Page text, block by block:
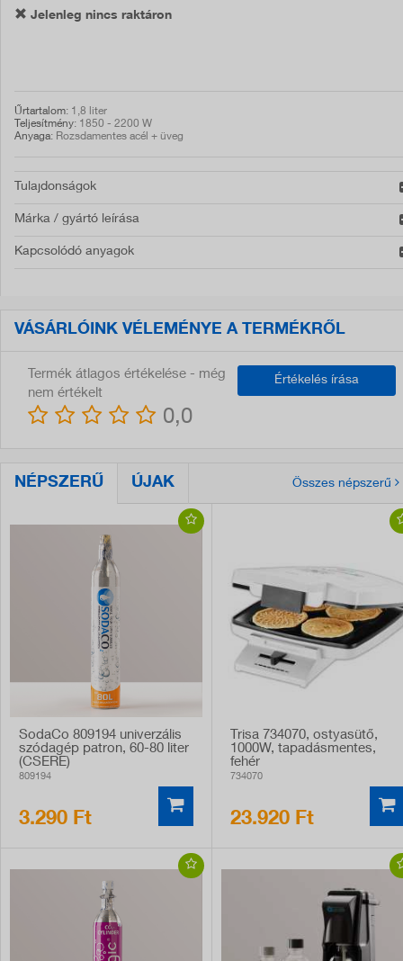
Jelenleg nincs raktáron
Űrtartalom: 1,8 liter
Teljesítmény: 1850 - 2200 W
Anyaga: Rozsdamentes acél + üveg
Tulajdonságok
Márka / gyártó leírása
Kapcsolódó anyagok
VÁSÁRLÓINK VÉLEMÉNYE A TERMÉKRŐL
Értékelés írása
Termék átlagos értékelése - még
nem értékelt
0,0
NÉPSZERŰ ÚJAK Összes népszerű
SodaCo 809194 univerzális
szódagép patron, 60-80 liter
(CSERE)
809194
3.290 Ft
Trisa 734070, ostyasütő,
1000W, tapadásmentes,
fehér
734070
23.920 Ft